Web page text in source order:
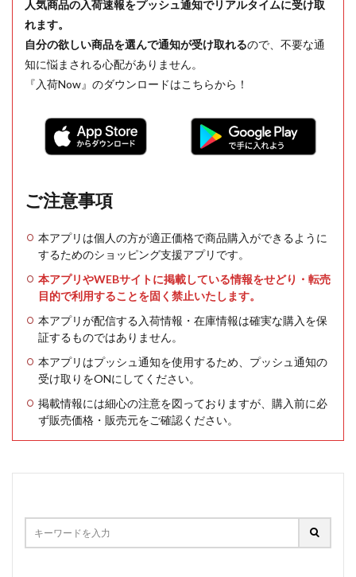
人気商品の入荷速報をプッシュ通知でリアルタイムに受け取
れます。
自分の欲しい商品を選んで通知が受け取れるので、不要な通
知に悩まされる心配がありません。
『入荷Now』のダウンロードはこちらから！
ご注意事項
本アプリは個人の方が適正価格で商品購入ができるように
するためのショッピング支援アプリです。
本アプリやWEBサイトに掲載している情報をせどり・転売
目的で利用することを固く禁止いたします。
本アプリが配信する入荷情報・在庫情報は確実な購入を保
証するものではありません。
本アプリはプッシュ通知を使用するため、プッシュ通知の
受け取りをONにしてください。
掲載情報には細心の注意を図っておりますが、購入前に必
ず販売価格・販売元をご確認ください。